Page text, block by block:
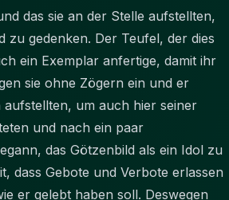
das sie an der Stelle aufstellten,
zu gedenken. Der Teufel, der dies
ein Exemplar anfertige, damit ihr
sie ohne Zögern ein und er
um auch hier seiner
und nach ein paar
das Götzenbild als ein Idol zu
dass Gebote und Verbote erlassen
er gelebt haben soll. Deswegen